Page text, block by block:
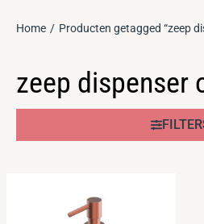
Je bent hier:
Home Producten getagged “zeep
zeep dispenser